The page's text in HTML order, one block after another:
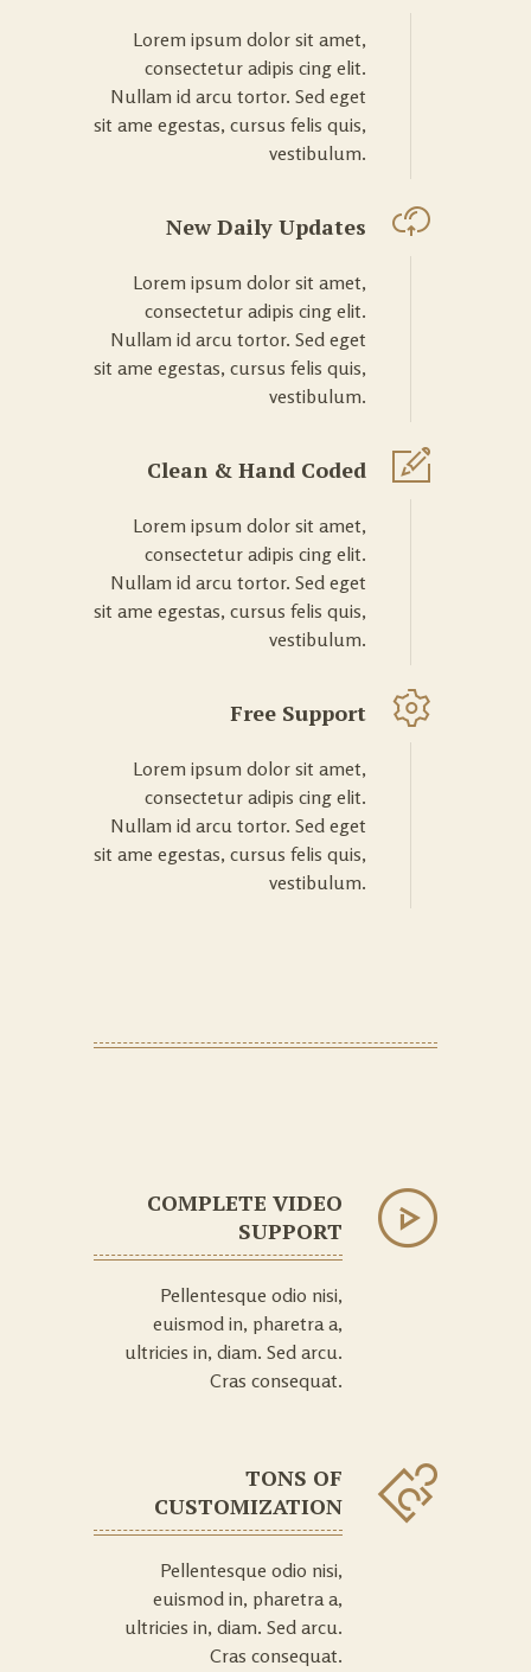
Lorem ipsum dolor sit amet,
consectetur adipis cing elit.
Nullam id arcu tortor. Sed eget
sit ame egestas, cursus felis quis,
vestibulum.
New Daily Updates
Lorem ipsum dolor sit amet,
consectetur adipis cing elit.
Nullam id arcu tortor. Sed eget
sit ame egestas, cursus felis quis,
vestibulum.
Clean & Hand Coded
Lorem ipsum dolor sit amet,
consectetur adipis cing elit.
Nullam id arcu tortor. Sed eget
sit ame egestas, cursus felis quis,
vestibulum.
Free Support
Lorem ipsum dolor sit amet,
consectetur adipis cing elit.
Nullam id arcu tortor. Sed eget
sit ame egestas, cursus felis quis,
vestibulum.
COMPLETE VIDEO
SUPPORT
Pellentesque odio nisi,
euismod in, pharetra a,
ultricies in, diam. Sed arcu.
Cras consequat.
TONS OF
CUSTOMIZATION
Pellentesque odio nisi,
euismod in, pharetra a,
ultricies in, diam. Sed arcu.
Cras consequat.